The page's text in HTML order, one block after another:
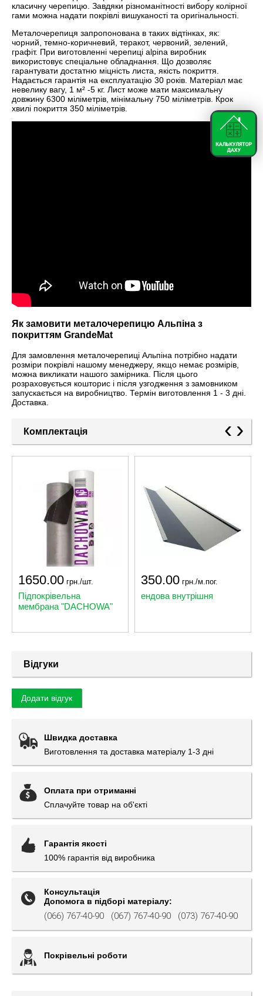
класичну черепицю. Завдяки різноманітності вибору колірної
гами можна надати покрівлі вишуканості та оригінальності.
Металочерепиця запропонована в таких відтінках, як:
чорний, темно-коричневий, теракот, червоний, зелений,
графіт. При виготовленні черепиці alpina виробник
використовує спеціальне обладнання. Що дозволяє
гарантувати достатню міцність листа, якість покриття.
Надається гарантія на експлуатацію 30 років. Матеріал має
невелику вагу, 1 м² -5 кг. Лист може мати максимальну
довжину 6300 міліметрів, мінімальну 750 міліметрів. Крок
хвилі покриття 350 міліметрів.
Як замовити металочерепицю Альпіна з
покриттям GrandeMat
Для замовлення металочерепиці Альпіна потрібно надати
розміри покрівлі нашому менеджеру, якщо немає розмірів,
можна викликати нашого замірника. Після цього
розраховується кошторис і після узгодження з замовником
запускається на виробництво. Термін виготовлення 1 - 3 дні.
Доставка.
Комплектація ‹ ›
1650.00 грн./шт.
Підпокрівельна
мембрана "DACHOWA"
350.00 грн./м.пог.
ендова внутрішня
Відгуки
Додати відгук
Швидка доставка
Виготовлення та доставка матеріалу 1-3 дні
Оплата при отриманні
Сплачуйте товар на об'єкті
Гарантія якості
100% гарантія від виробника
Консультація
Допомога в підборі матеріалу:
(066) 767-40-90 (067) 767-40-90 (073) 767-40-90
Покрівельні роботи